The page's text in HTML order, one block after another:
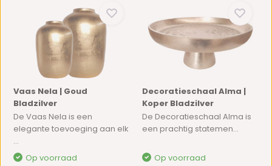
Vaas Nela | Goud
Bladzilver
De Vaas Nela is een
elegante toevoeging aan elk
...
Op voorraad
Decoratieschaal Alma |
Koper Bladzilver
De Decoratieschaal Alma is
een prachtig statemen...
Op voorraad